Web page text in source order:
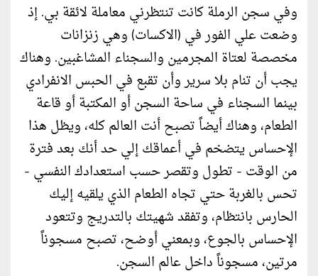
وفي سجن الرملة كانت تنتظرني معاملة لائقة بي. إذ
وضعت علي الفور في (الاكسات) وهي زنزانات
مخصصة لعتاة المجرمين والسجناء المشاغبين. وهناك
يجب أن تنام بلا سرير وأن تقبع في الحبس الانفرادي
بينما السجناء في ساحة السجن أو المكتبة أو قاعة
الطعام، وهناك أيضاً تصبح أنت العالم كله، ويظل هذا
الإحساس يتضخم في أعماقك إلي حد أنك بعد فترة
من الوقت - تطول وتقصر حسب استعدادك النفسي -
تحس بالغربة حتي تجاه الطعام الذي يلقيه إليك
الحارس بانتظام، وتفقد شهيتك بالتدريج وتتعود
الإحساس بالجوع، وبمعني أوضح، تصبح مسجوناً
مرتين، مسجوناً داخل عالم السجن.